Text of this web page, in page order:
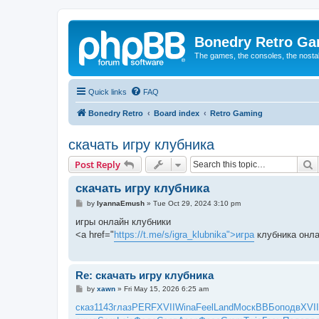
Bonedry Retro
The games, the consoles, the
Quick links FAQ
Bonedry Retro Board index Retro Gaming
скачать игру клубника
Post Reply
скачать игру клубника
P
s
t
by IyannaEmush» Tue Oct 29, 2024 3:10 pm
игры онлайн клубники
<a href="https://t.me/s/igra_klubnika">игра клубника
Re: скачать игру клубника
P
s
t
by xawn» Fri May 15, 2026 6:25 am
сказ1143глазPERFXVII WinaFeel Land МоскВВБоподвXVII